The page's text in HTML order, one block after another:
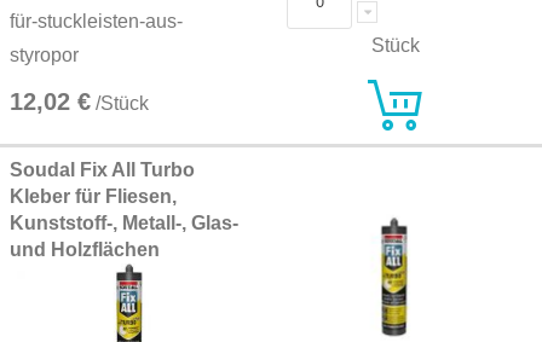
für-stuckleisten-aus-
styropor
12,02 € /Stück
Stück
Soudal Fix All Turbo
Kleber für Fliesen,
Kunststoff-, Metall-, Glas-
und Holzflächen